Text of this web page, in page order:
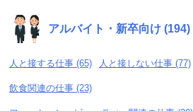
アルバイト・新卒向け (194)
人と接する仕事 (65) 人と接しない仕事 (77)
飲食関連の仕事 (23)